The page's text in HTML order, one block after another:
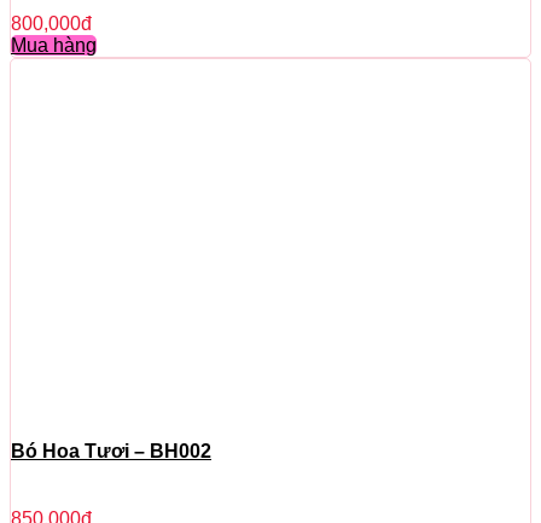
800,000đ
Mua hàng
Bó Hoa Tươi – BH002
850,000đ